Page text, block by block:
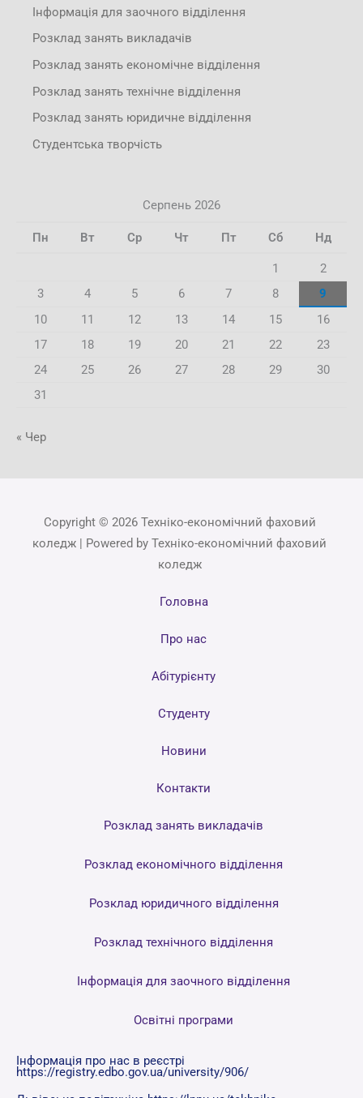
Інформація для заочного відділення
Розклад занять викладачів
Розклад занять економічне відділення
Розклад занять технічне відділення
Розклад занять юридичне відділення
Студентська творчість
Серпень 2026
Пн Вт Ср Чт Пт Сб Нд
1
2
3
4 5 6 7 8
9
10
11 12 13 14 15
16
17
18 19 20 21 22
23
24
25 26 27 28 29
30
31
« Чер
Copyright © 2026 Техніко-економічний фаховий
коледж | Powered by Техніко-економічний фаховий
коледж
Головна
Про нас
Абітурієнту
Студенту
Новини
Контакти
Розклад занять викладачів
Розклад економічного відділення
Розклад юридичного відділення
Розклад технічного відділення
Інформація для заочного відділення
Освітні програми
Інформація про нас в реєстрі
https://registry.edbo.gov.ua/university/906/